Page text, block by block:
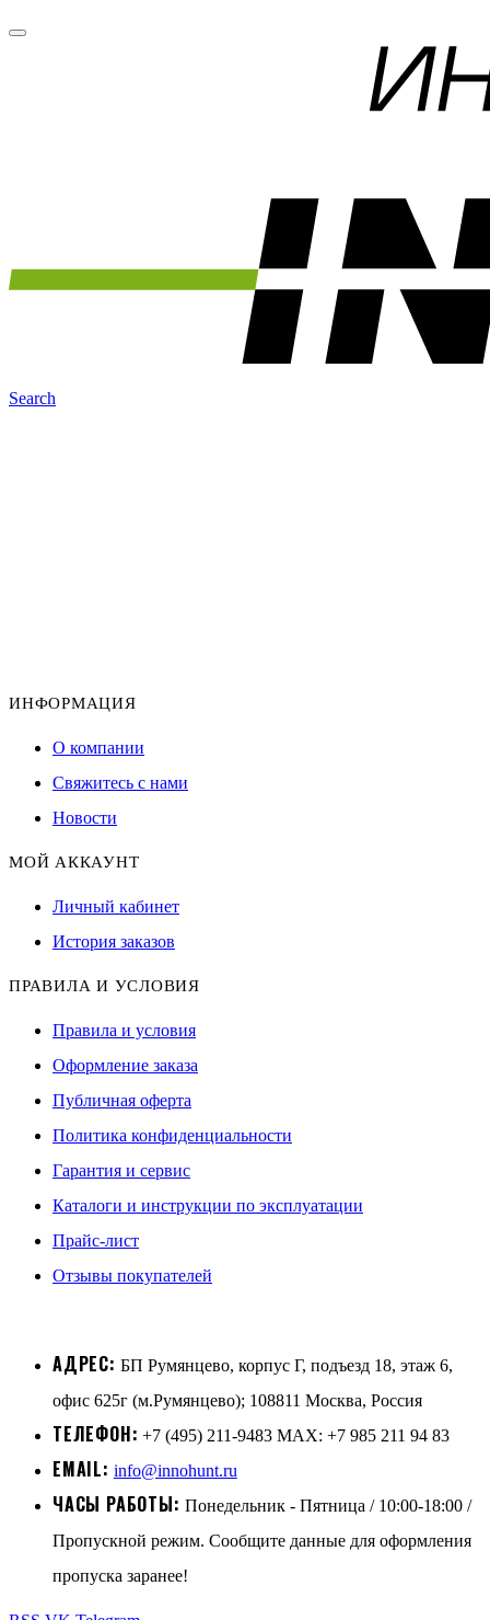
Search
ИНФОРМАЦИЯ
О компании
Свяжитесь с нами
Новости
МОЙ АККАУНТ
Личный кабинет
История заказов
ПРАВИЛА И УСЛОВИЯ
Правила и условия
Оформление заказа
Публичная оферта
Политика конфиденциальности
Гарантия и сервис
Каталоги и инструкции по эксплуатации
Прайс-лист
Отзывы покупателей
АДРЕС: БП Румянцево, корпус Г, подъезд 18, этаж 6,
офис 625г (м.Румянцево); 108811 Москва, Россия
ТЕЛЕФОН: +7 (495) 211-9483 MAX: +7 985 211 94 83
EMAIL: info@innohunt.ru
ЧАСЫ РАБОТЫ: Понедельник - Пятница / 10:00-18:00 /
Пропускной режим. Сообщите данные для оформления
пропуска заранее!